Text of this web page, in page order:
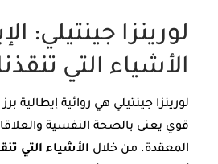
لورينزا جينتيلي:
الأشياء التي
لورينزا جينتيلي هي روائية إيطالية
قوي يعنى بالصحة النفسية
المعقدة. من خلال الأشياء التي